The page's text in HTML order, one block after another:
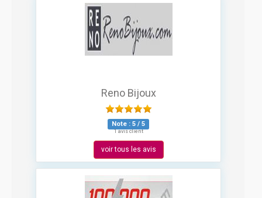
Reno Bijoux
Note : 5 / 5
1 avis client
voir tous les avis